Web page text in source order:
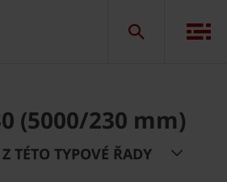
(5000/230 mm)
TÉTO TYPOVÉ ŘADY